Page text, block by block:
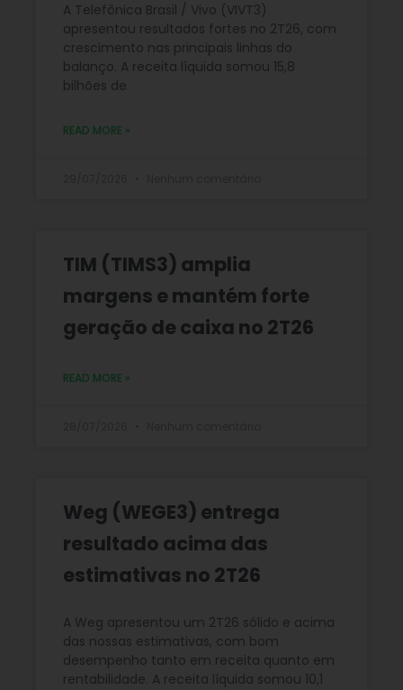
A Telefônica Brasil / Vivo (VIVT3)
apresentou resultados fortes no 2T26, com
crescimento nas principais linhas do
balanço. A receita líquida somou 15,8
bilhões de
READ MORE »
TIM (TIMS3) amplia
margens e mantém forte
geração de caixa no 2T26
READ MORE »
Weg (WEGE3) entrega
resultado acima das
estimativas no 2T26
A Weg apresentou um 2T26 sólido e acima
das nossas estimativas, com bom
desempenho tanto em receita quanto em
rentabilidade. A receita líquida somou 10,1